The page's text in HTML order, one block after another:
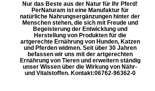
Nur das Beste aus der Natur für Ihr Pferd!
PerNaturam ist eine Manufaktur für
natürliche Nahrungsergänzungen hinter der
Menschen stehen, die sich mit Freude und
Begeisterung der Entwicklung und
Herstellung von Produkten für die
artgerechte Ernährung von Hunden, Katzen
und Pferden widmen. Seit über 30 Jahren
befassen wir uns mit der artgerechten
Ernährung von Tieren und erweitern ständig
unser Wissen über die Wirkung von Nähr-
und Vitalstoffen. Kontakt: ​06762-96362-0